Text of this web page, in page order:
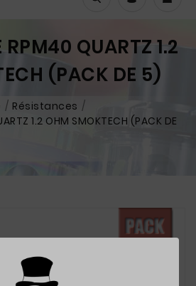
RPM40 QUARTZ 1.2
(PACK DE 5)
Résistances
1.2 OHM SMOKTECH (PACK DE